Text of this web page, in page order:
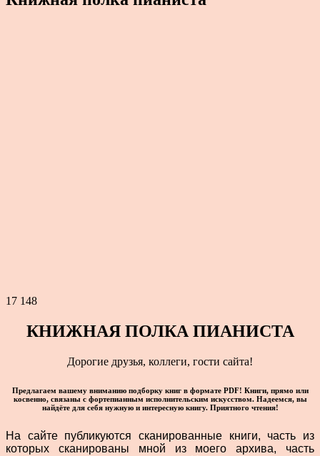
17 148
КНИЖНАЯ ПОЛКА ПИАНИСТА
Дорогие друзья, коллеги, гости сайта!
Предлагаем вашему вниманию подборку книг в формате PDF! Книги, прямо или
косвенно, связаны с фортепианным исполнительским искусством. Надеемся, вы
найдёте для себя нужную и интересную книгу. Приятного чтения!
На сайте публикуются сканированные книги, часть из
которых сканированы мной из моего архива, часть